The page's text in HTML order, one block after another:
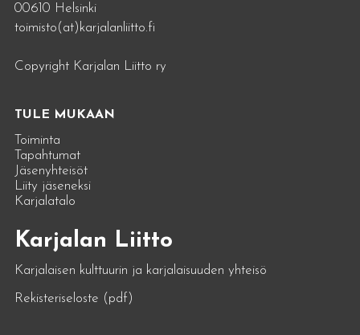
00610 Helsinki
toimisto(at)karjalanliitto.fi
Copyright Karjalan Liitto ry
TULE MUKAAN
Toiminta
Tapahtumat
Jäsenyhteisöt
Liity jäseneksi
Karjalatalo
Karjalan Liitto
Karjalaisen kulttuurin ja karjalaisuuden yhteisö
Rekisteriseloste (pdf)